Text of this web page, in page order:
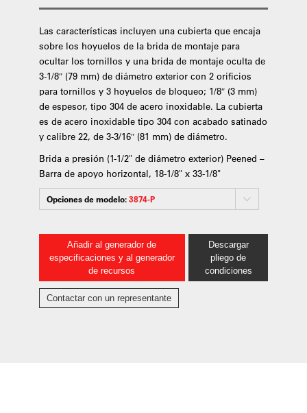
Las características incluyen una cubierta que encaja
sobre los hoyuelos de la brida de montaje para
ocultar los tornillos y una brida de montaje oculta de
3-1/8″ (79 mm) de diámetro exterior con 2 orificios
para tornillos y 3 hoyuelos de bloqueo; 1/8″ (3 mm)
de espesor, tipo 304 de acero inoxidable. La cubierta
es de acero inoxidable tipo 304 con acabado satinado
y calibre 22, de 3-3/16″ (81 mm) de diámetro.
Brida a presión (1-1/2" de diámetro exterior) Peened –
Barra de apoyo horizontal, 18-1/8" x 33-1/8"
Opciones de modelo:3874-P
Añadir al generador de
especificaciones y al generador
de recursos
Descargar
pliego de
condiciones
Contactar con un representante